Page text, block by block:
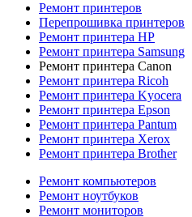
Ремонт принтеров
Перепрошивка принтеров
Ремонт принтера HP
Ремонт принтера Samsung
Ремонт принтера Canon
Ремонт принтера Ricoh
Ремонт принтера Kyocera
Ремонт принтера Epson
Ремонт принтера Pantum
Ремонт принтера Xerox
Ремонт принтера Brother
Ремонт компьютеров
Ремонт ноутбуков
Ремонт мониторов